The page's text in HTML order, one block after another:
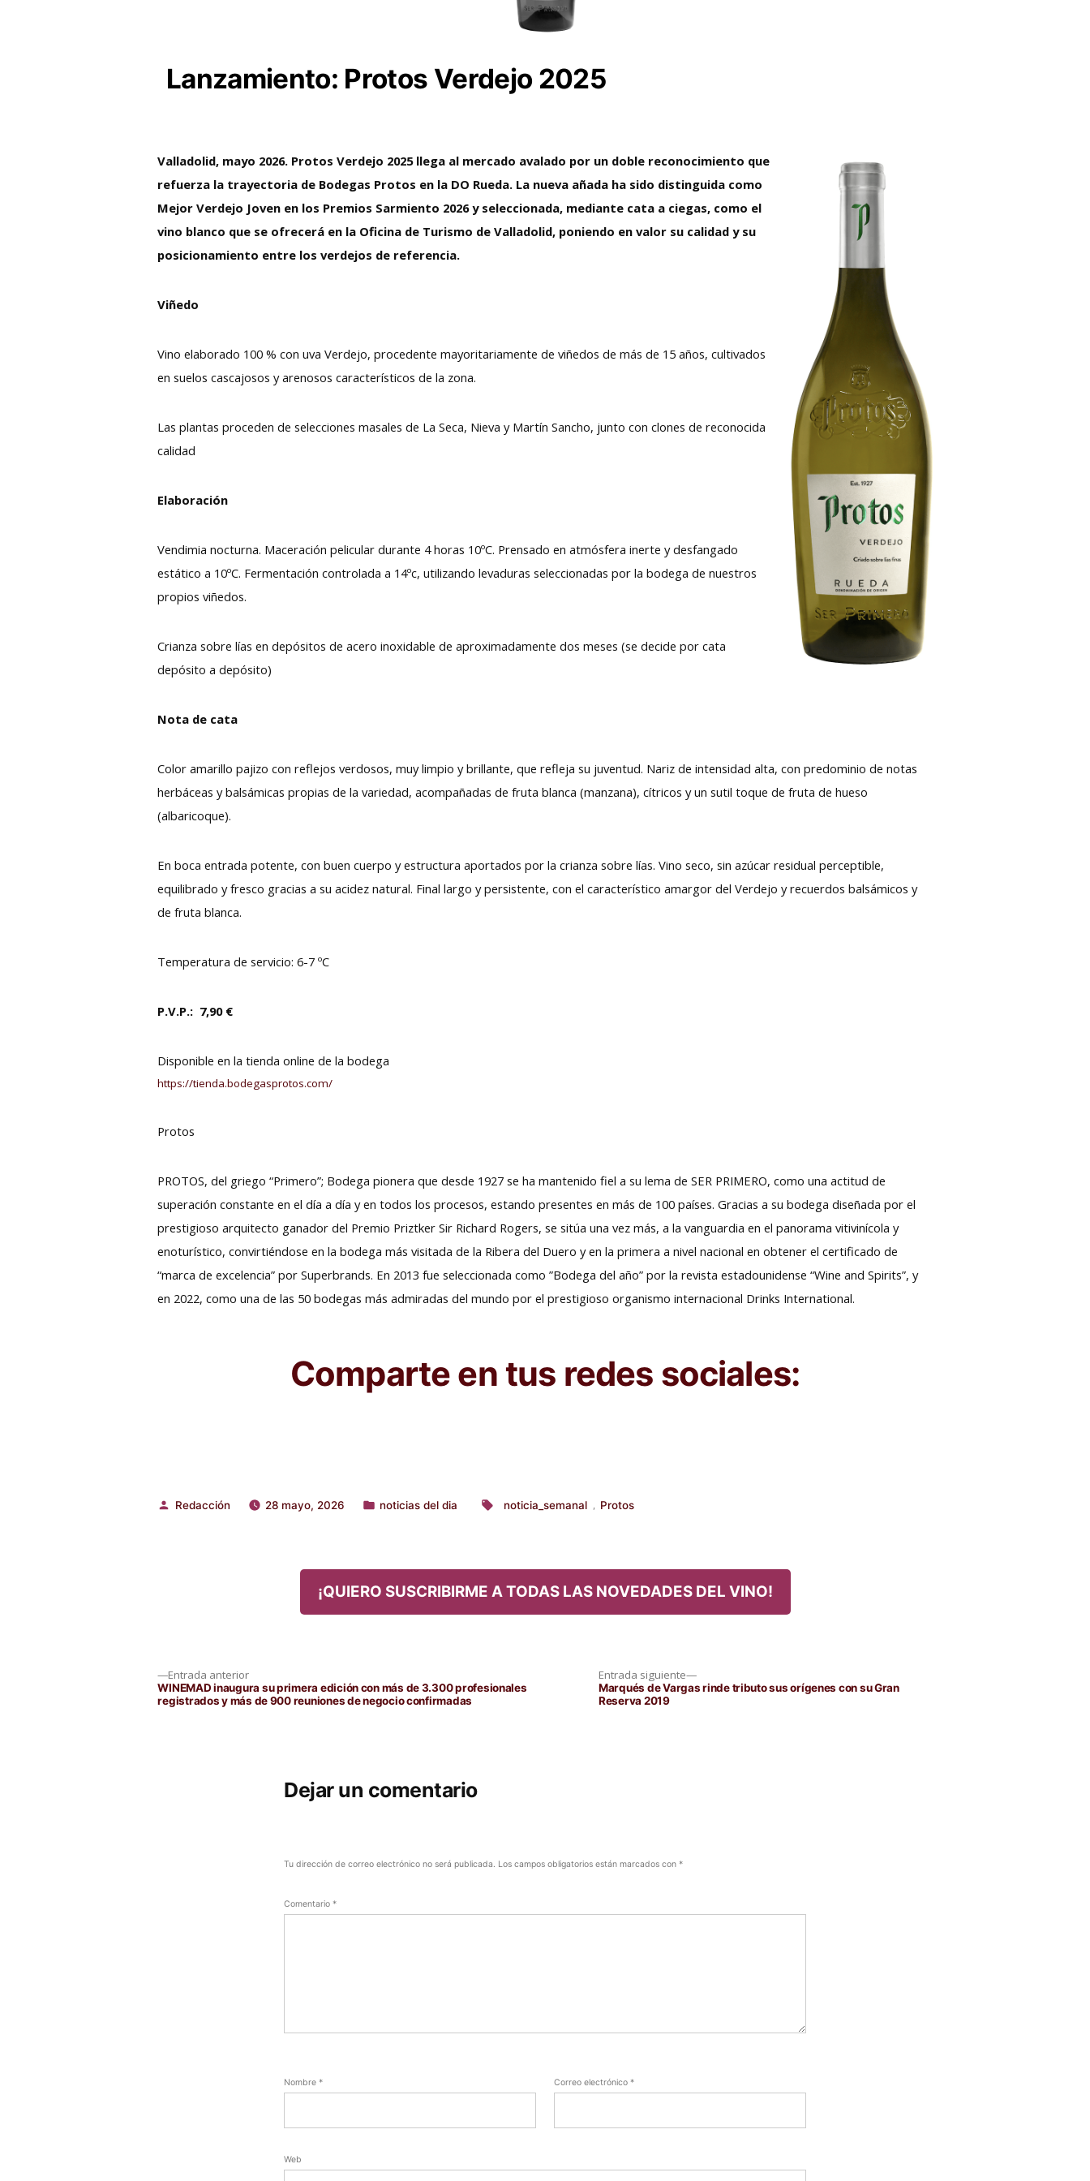
Lanzamiento: Protos Verdejo 2025
Valladolid, mayo 2026. Protos Verdejo 2025 llega al mercado avalado por un doble reconocimiento que
refuerza la trayectoria de Bodegas Protos en la DO Rueda. La nueva añada ha sido distinguida como
Mejor Verdejo Joven en los Premios Sarmiento 2026 y seleccionada, mediante cata a ciegas, como el
vino blanco que se ofrecerá en la Oficina de Turismo de Valladolid, poniendo en valor su calidad y su
posicionamiento entre los verdejos de referencia.
Viñedo
Vino elaborado 100 % con uva Verdejo, procedente mayoritariamente de viñedos de más de 15 años, cultivados
en suelos cascajosos y arenosos característicos de la zona.
Las plantas proceden de selecciones masales de La Seca, Nieva y Martín Sancho, junto con clones de reconocida
calidad
Elaboración
Vendimia nocturna. Maceración pelicular durante 4 horas 10ºC. Prensado en atmósfera inerte y desfangado
estático a 10ºC. Fermentación controlada a 14ºc, utilizando levaduras seleccionadas por la bodega de nuestros
propios viñedos.
Crianza sobre lías en depósitos de acero inoxidable de aproximadamente dos meses (se decide por cata
depósito a depósito)
Nota de cata
Color amarillo pajizo con reflejos verdosos, muy limpio y brillante, que refleja su juventud. Nariz de intensidad alta, con predominio de notas
herbáceas y balsámicas propias de la variedad, acompañadas de fruta blanca (manzana), cítricos y un sutil toque de fruta de hueso
(albaricoque).
En boca entrada potente, con buen cuerpo y estructura aportados por la crianza sobre lías. Vino seco, sin azúcar residual perceptible,
equilibrado y fresco gracias a su acidez natural. Final largo y persistente, con el característico amargor del Verdejo y recuerdos balsámicos y
de fruta blanca.
Temperatura de servicio: 6-7 ºC
P.V.P.: 7,90 €
Disponible en la tienda online de la bodega
https://tienda.bodegasprotos.com/
Protos
PROTOS, del griego “Primero”; Bodega pionera que desde 1927 se ha mantenido fiel a su lema de SER PRIMERO, como una actitud de
superación constante en el día a día y en todos los procesos, estando presentes en más de 100 países. Gracias a su bodega diseñada por el
prestigioso arquitecto ganador del Premio Priztker Sir Richard Rogers, se sitúa una vez más, a la vanguardia en el panorama vitivinícola y
enoturístico, convirtiéndose en la bodega más visitada de la Ribera del Duero y en la primera a nivel nacional en obtener el certificado de
“marca de excelencia” por Superbrands. En 2013 fue seleccionada como ”Bodega del año” por la revista estadounidense “Wine and Spirits”, y
en 2022, como una de las 50 bodegas más admiradas del mundo por el prestigioso organismo internacional Drinks International.
Comparte en tus redes sociales:
Publicado
Redacción 28 mayo, 2026
Publicado
noticias del dia
Etiquetas:
noticia_semanal , Protos
¡QUIERO SUSCRIBIRME A TODAS LAS NOVEDADES DEL VINO!
Entrada anteriorEntrada
anterior:
WINEMAD inaugura su primera edición con más de 3.300 profesionales
registrados y más de 900 reuniones de negocio confirmadas
Entrada siguiente
Entrada
siguiente:
Marqués de Vargas rinde tributo sus orígenes con su Gran
Reserva 2019
Dejar un comentario
Tu dirección de correo electrónico no será publicada. Los campos obligatorios están marcados con *
Comentario *
Nombre * Correo electrónico *
Web